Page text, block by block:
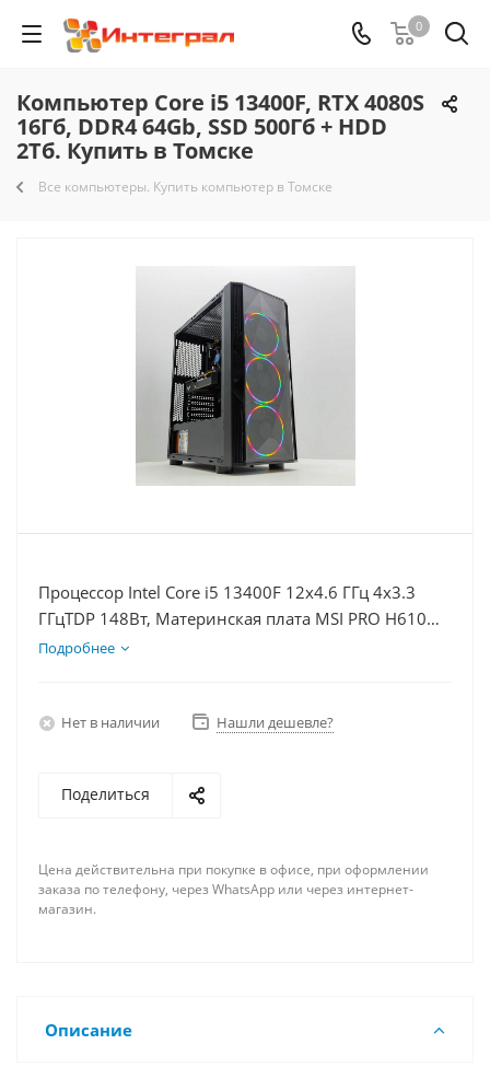
0
Компьютер Core i5 13400F, RTX 4080S
16Гб, DDR4 64Gb, SSD 500Гб + HDD
2Тб. Купить в Томске
Все компьютеры. Купить компьютер в Томске
Процессор Intel Core i5 13400F 12x4.6 ГГц 4x3.3
ГГцTDP 148Вт, Материнская плата MSI PRO H610M-
E, Видеокарта RTX 4080S 16Гб, Память DDR4 64Gb,
Подробнее
Нет в наличии Нашли дешевле?
Поделиться
Цена действительна при покупке в офисе, при оформлении
заказа по телефону, через WhatsApp или через интернет-
магазин.
Описание